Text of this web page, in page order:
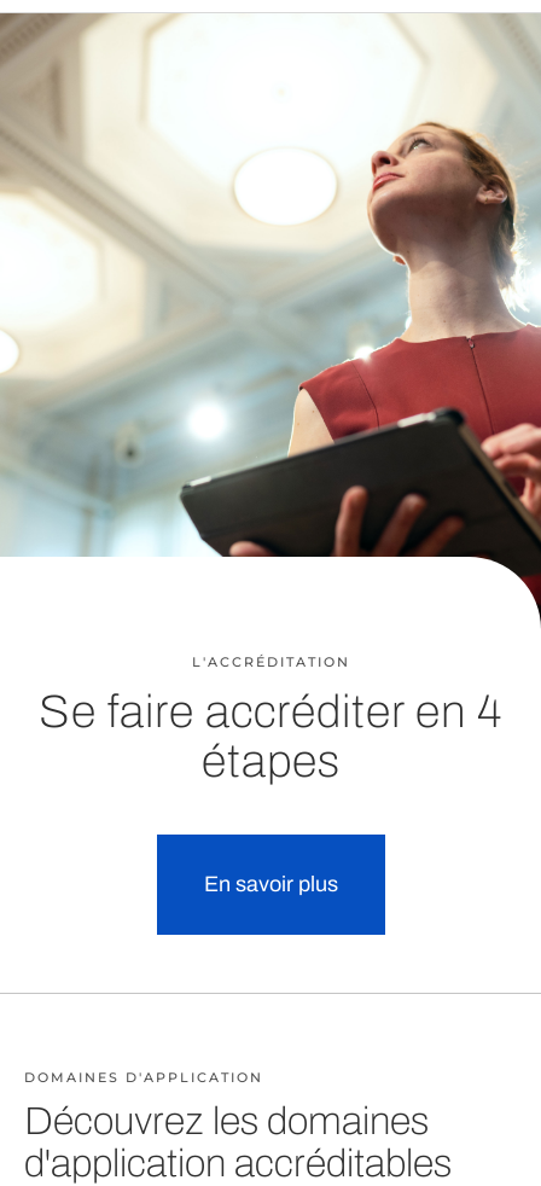
L'ACCRÉDITATION
Se faire accréditer en 4
étapes
En savoir plus
DOMAINES D'APPLICATION
Découvrez les domaines
d'application accréditables